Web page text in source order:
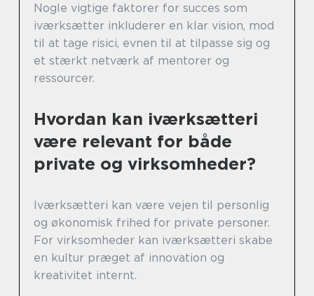
Nogle vigtige faktorer for succes som
iværksætter inkluderer en klar vision, mod
til at tage risici, evnen til at tilpasse sig og
et stærkt netværk af mentorer og
ressourcer.
Hvordan kan iværksætteri
være relevant for både
private og virksomheder?
Iværksætteri kan være vejen til personlig
og økonomisk frihed for private personer.
For virksomheder kan iværksætteri skabe
en kultur præget af innovation og
kreativitet internt.